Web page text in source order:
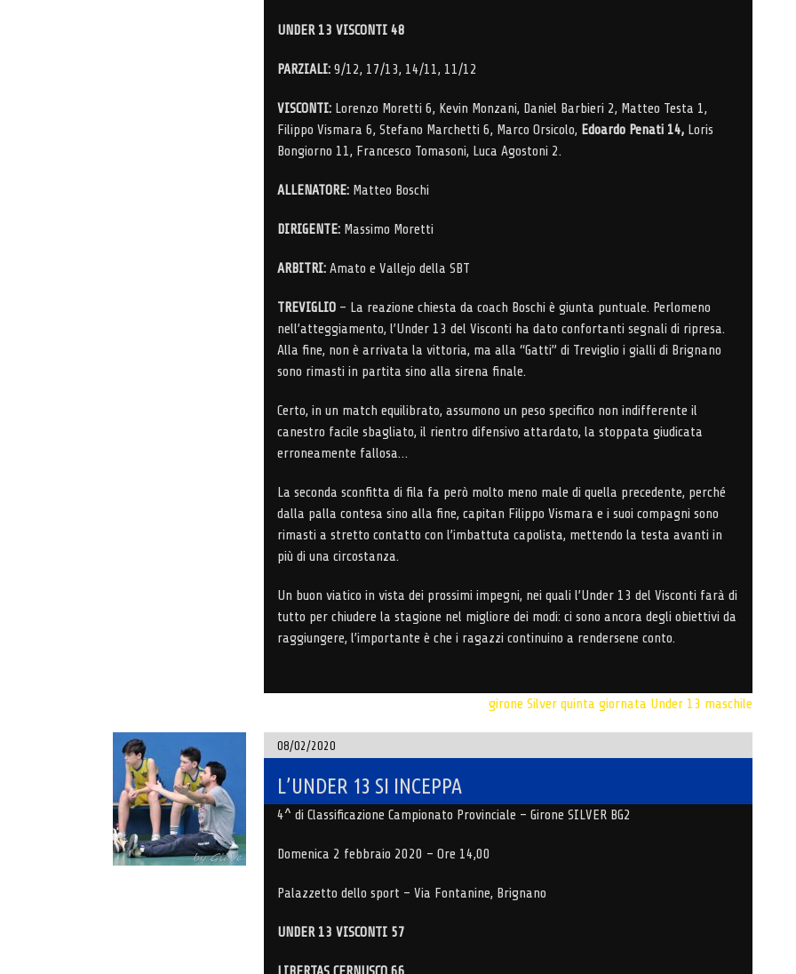
UNDER 13 VISCONTI 48
PARZIALI: 9/12, 17/13, 14/11, 11/12
VISCONTI: Lorenzo Moretti 6, Kevin Monzani, Daniel Barbieri 2, Matteo Testa 1,
Filippo Vismara 6, Stefano Marchetti 6, Marco Orsicolo, Edoardo Penati 14, Loris
Bongiorno 11, Francesco Tomasoni, Luca Agostoni 2.
ALLENATORE: Matteo Boschi
DIRIGENTE: Massimo Moretti
ARBITRI: Amato e Vallejo della SBT
TREVIGLIO – La reazione chiesta da coach Boschi è giunta puntuale. Perlomeno
nell’atteggiamento, l’Under 13 del Visconti ha dato confortanti segnali di ripresa.
Alla fine, non è arrivata la vittoria, ma alla “Gatti” di Treviglio i gialli di Brignano
sono rimasti in partita sino alla sirena finale.
Certo, in un match equilibrato, assumono un peso specifico non indifferente il
canestro facile sbagliato, il rientro difensivo attardato, la stoppata giudicata
erroneamente fallosa…
La seconda sconfitta di fila fa però molto meno male di quella precedente, perché
dalla palla contesa sino alla fine, capitan Filippo Vismara e i suoi compagni sono
rimasti a stretto contatto con l’imbattuta capolista, mettendo la testa avanti in
più di una circostanza.
Un buon viatico in vista dei prossimi impegni, nei quali l’Under 13 del Visconti farà di
tutto per chiudere la stagione nel migliore dei modi: ci sono ancora degli obiettivi da
raggiungere, l’importante è che i ragazzi continuino a rendersene conto.
girone Silver quinta giornata Under 13 maschile
08/02/2020
L’UNDER 13 SI INCEPPA
4^ di Classificazione Campionato Provinciale – Girone SILVER BG2
Domenica 2 febbraio 2020 – Ore 14,00
Palazzetto dello sport – Via Fontanine, Brignano
UNDER 13 VISCONTI 57